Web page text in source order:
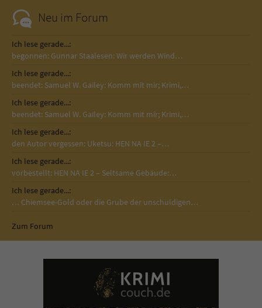
Neu im Forum
Ich lese gerade...:
begonnen: Gunnar Staalesen: Wir werden Wind…
Ich lese gerade...:
beendet: Samuel W. Gailey: Komm mit mir; Krimi,…
Ich lese gerade...:
beendet: Samuel W. Gailey: Komm mit mir; Krimi,…
Ich lese gerade...:
den Autor vergessen: Uketsu: HEN NA IE 2 –…
Ich lese gerade...:
vorbestellt: HEN NA IE 2 – Seltsame Gebäude:…
Ich lese gerade...:
… Chiemsee-Gold oder die Grube der unschuldigen…
Zum Forum